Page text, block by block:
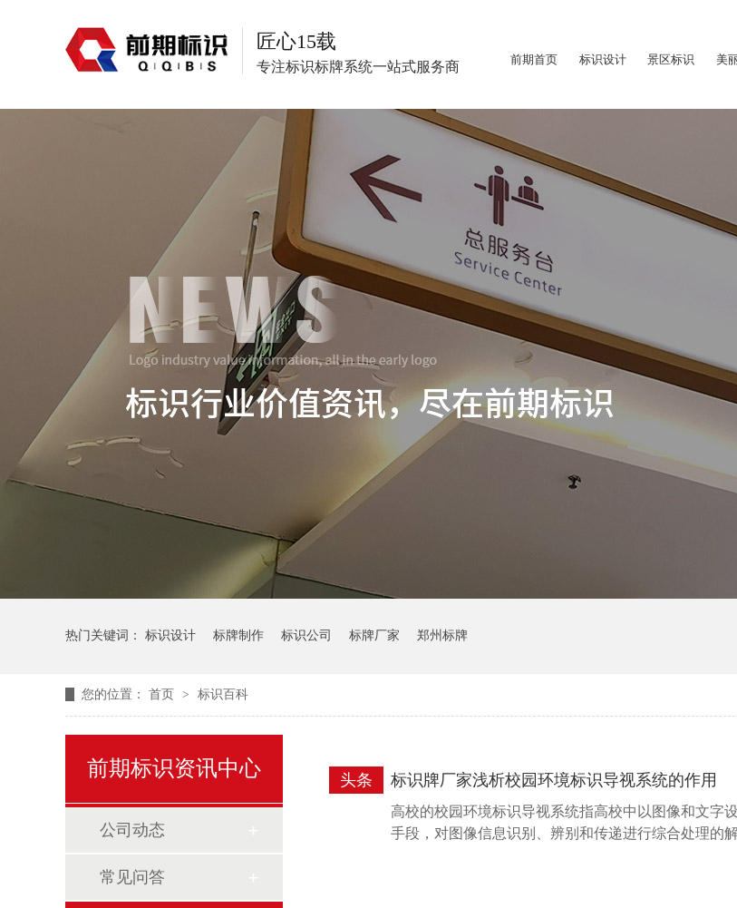
匠心15载
专注标识标牌系统一站式服务商 前期首页 标识设计 景区标识 美
热门关键词： 标识设计 标牌制作 标识公司 标牌厂家 郑州标牌
您的位置： 首页 > 标识百科
标识牌厂家浅析校园环境标识导视系统的作用
头条
高校的校园环境标识导视系统指高校中以图像和文字
手段，对图像信息识别、辨别和传递进行综合处理的
前期标识资讯中心
公司动态
常见问答